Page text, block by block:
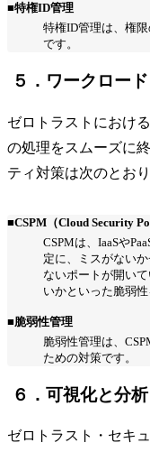
■特権ID管理
特権ID管理は、権
です。
５．ワークロード
ゼロトラストにおけ
の処理をスムーズに
ティ対策は次のとおり
■CSPM（Cloud Security
CSPMは、IaaSや
定に、ミスがない
ないポートが開い
いかといった脆弱性
■脆弱性管理
脆弱性管理は、
ための対策です。
６．可視化と分析
ゼロトラスト・セキ